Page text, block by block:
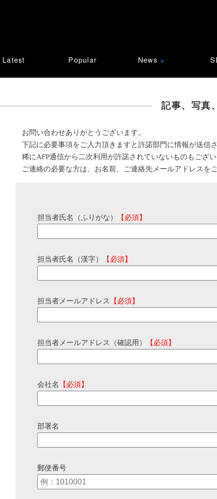
Latest Popular News ∨
記事、写真
お問い合わせありがとうございます。
下記に必要事項をご入力頂きますと許諾部門に情報が送信
稀にAFP通信から二次利用が許諾されていないものもござ
ご連絡の必要な方は、お名前、ご連絡先メールアドレスを
担当者氏名（ふりがな） 【必須】
担当者氏名（漢字） 【必須】
担当者メールアドレス 【必須】
担当者メールアドレス（確認用） 【必須】
会社名 【必須】
部署名
郵便番号